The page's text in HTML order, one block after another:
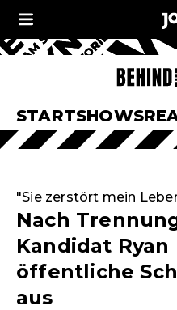
STARTSHOWS
"Sie zerstört mein
Nach
Kandidat
öffentliche
aus